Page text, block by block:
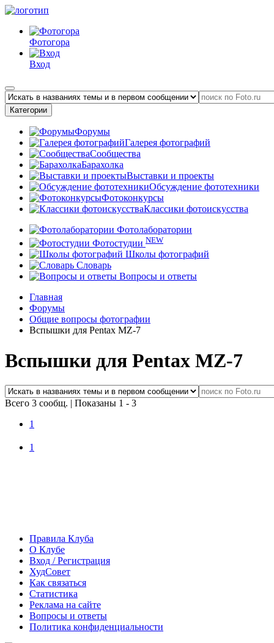
Фотогора
Вход
Категории
Форумы
Галерея фотографий
Сообщества
Барахолка
Выставки и проекты
Обсуждение фототехники
Фотоконкурсы
Классики фотоискусства
Фотолаборатории
Фотостудии NEW
Школы фотографий
Словарь
Вопросы и ответы
Главная
Форумы
Общие вопросы фотографии
Вспышки для Pentax MZ-7
Вспышки для Pentax MZ-7
Всего 3 сообщ. | Показаны 1 - 3
1
1
Правила Клуба
О Клубе
Вход / Регистрация
ХудСовет
Как связаться
Статистика
Реклама на сайте
Вопросы и ответы
Политика конфиденциальности